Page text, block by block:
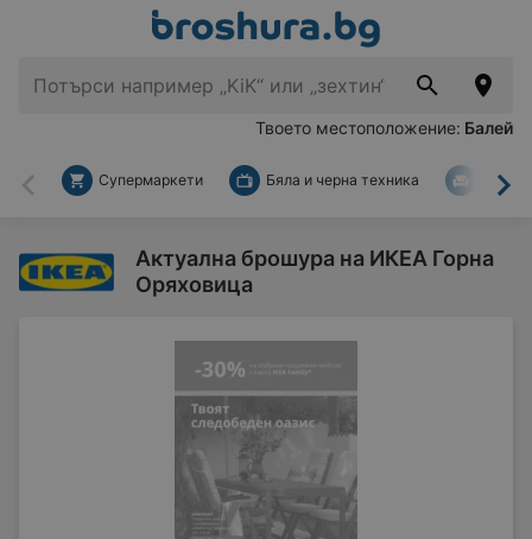
Твоето местоположение: Балей
Назад
Супермаркети Бяла и черна техника За
Актуална брошура на ИКЕА Горна
Оряховица